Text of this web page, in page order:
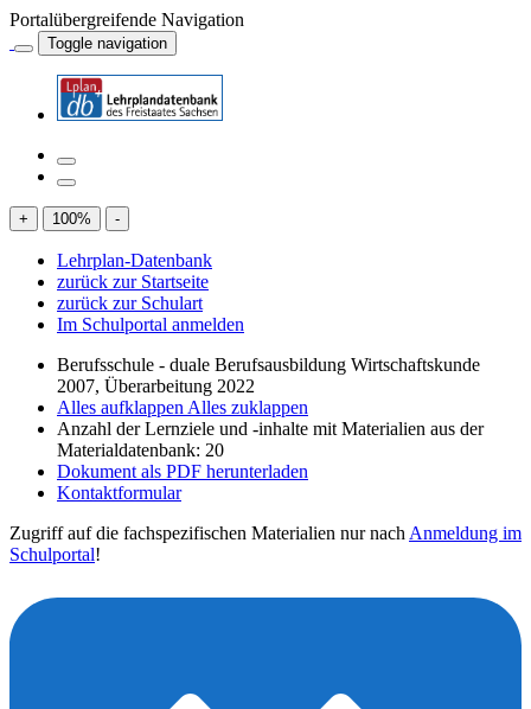
Portalübergreifende Navigation
Toggle navigation
+ 100% -
Lehrplan-Datenbank
zurück zur Startseite
zurück zur Schulart
Im Schulportal anmelden
Berufsschule - duale Berufsausbildung Wirtschaftskunde
2007, Überarbeitung 2022
Alles aufklappen Alles zuklappen
Anzahl der Lernziele und -inhalte mit Materialien aus der
Materialdatenbank: 20
Dokument als PDF herunterladen
Kontaktformular
Zugriff auf die fachspezifischen Materialien nur nach Anmeldung im
Schulportal!